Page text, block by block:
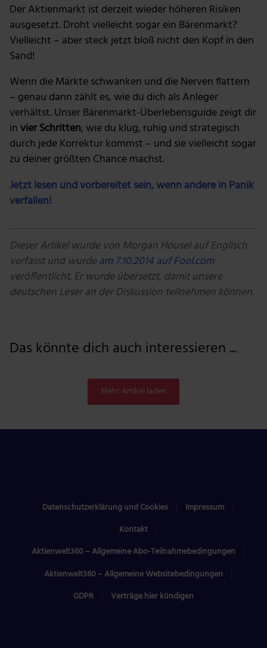
Der Aktienmarkt ist derzeit wieder höheren Risiken
ausgesetzt. Droht vielleicht sogar ein Bärenmarkt?
Vielleicht – aber steck jetzt bloß nicht den Kopf in den
Sand!
Wenn die Märkte schwanken und die Nerven flattern
– genau dann zählt es, wie du dich als Anleger
verhältst. Unser Bärenmarkt-Überlebensguide zeigt dir
invier Schritten, wie du klug, ruhig und strategisch
durch jede Korrektur kommst – und sie vielleicht sogar
zu deiner größten Chance machst.
Jetzt lesen und vorbereitet sein, wenn andere in Panik
verfallen!
Dieser Artikel wurde von Morgan Houselauf Englisch
verfasst und wurdeam 7.10.2014 auf Fool.com
veröffentlicht. Er wurde übersetzt, damit unsere
deutschen Leser an der Diskussion teilnehmen können.
Das könnte dich auch interessieren ...
Mehr Artikel laden
Datenschutzerklärung und Cookies
Impressum
Kontakt
Aktienwelt360 – Allgemeine Abo-Teilnahmebedingungen
Aktienwelt360 – Allgemeine Websitebedingungen
GDPR
Verträge hier kündigen